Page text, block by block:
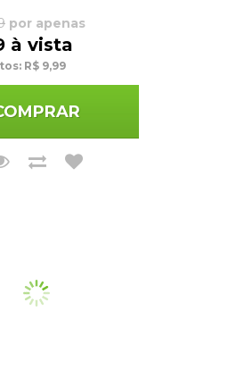
por apenas
à vista
R$ 9,99